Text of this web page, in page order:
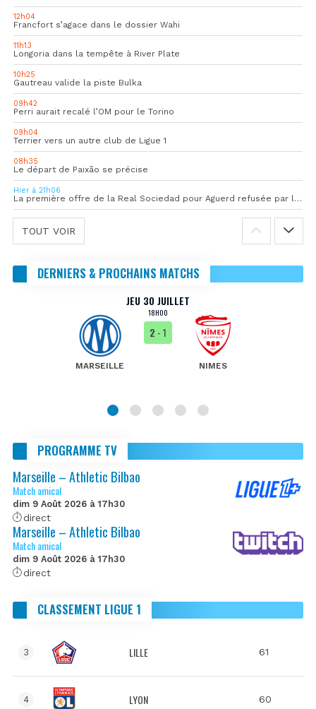
12h04
Francfort s’agace dans le dossier Wahi
11h13
Longoria dans la tempête à River Plate
10h25
Gautreau valide la piste Bulka
09h42
Perri aurait recalé l’OM pour le Torino
09h04
Terrier vers un autre club de Ligue 1
08h35
Le départ de Paixão se précise
Hier à 21h06
La première offre de la Real Sociedad pour Aguerd refusée par l’OM
TOUT VOIR
DERNIERS & PROCHAINS MATCHS
JEU 30 JUILLET
18H00
MARSEILLE
2 - 1
NIMES
PROGRAMME TV
Marseille – Athletic Bilbao
Match amical
dim 9 Août 2026 à 17h30
direct
Marseille – Athletic Bilbao
Match amical
dim 9 Août 2026 à 17h30
direct
CLASSEMENT LIGUE 1
3 LILLE 61
4 LYON 60